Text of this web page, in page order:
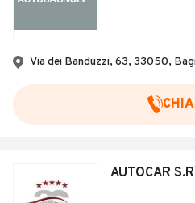
Via dei Banduzzi, 63, 33050,
AUTOCAR